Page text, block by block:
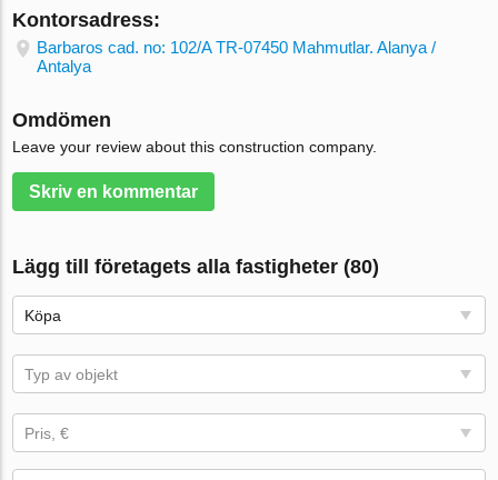
Kontorsadress:
Barbaros cad. no: 102/A TR-07450 Mahmutlar. Alanya /
Antalya
Omdömen
Leave your review about this construction company.
Skriv en kommentar
Lägg till företagets alla fastigheter (80)
Köpa
Typ av objekt
Pris, €